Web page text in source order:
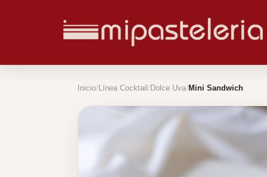
Inicio Línea Cocktail Dolce Uva Mini Sandwich